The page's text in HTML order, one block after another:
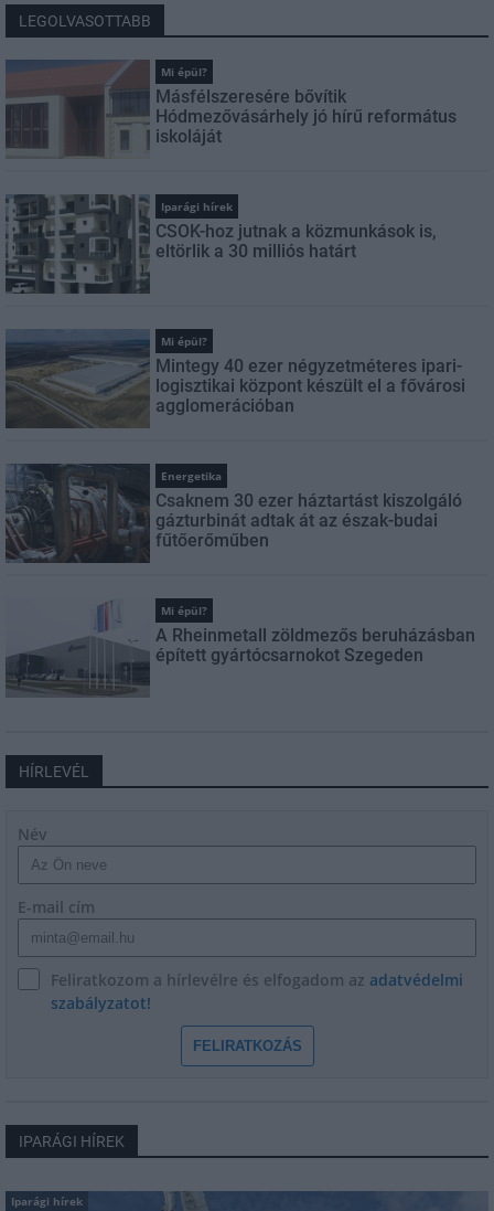
LEGOLVASOTTABB
Mi épül?
Másfélszeresére bővítik
Hódmezővásárhely jó hírű református
iskoláját
Iparági hírek
CSOK-hoz jutnak a közmunkások is,
eltörlik a 30 milliós határt
Mi épül?
Mintegy 40 ezer négyzetméteres ipari-
logisztikai központ készült el a fővárosi
agglomerációban
Energetika
Csaknem 30 ezer háztartást kiszolgáló
gázturbinát adtak át az észak-budai
fűtőerőműben
Mi épül?
A Rheinmetall zöldmezős beruházásban
épített gyártócsarnokot Szegeden
HÍRLEVÉL
Név
E-mail cím
Feliratkozom a hírlevélre és elfogadom az adatvédelmi
szabályzatot!
FELIRATKOZÁS
IPARÁGI HÍREK
Iparági hírek